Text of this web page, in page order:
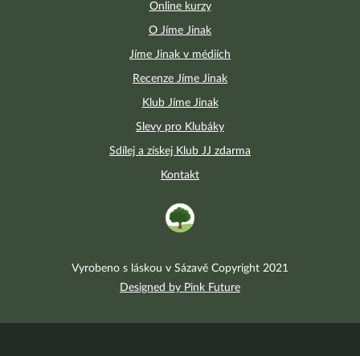
Online kurzy
O Jíme Jinak
Jíme Jinak v médiích
Recenze Jíme Jinak
Klub Jíme Jinak
Slevy pro Klubáky
Sdílej a získej Klub JJ zdarma
Kontakt
Vyrobeno s láskou v Sázavě Copyright 2021
Designed by Pink Future